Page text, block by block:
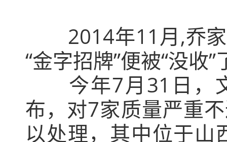
2014年11月,乔
“金字招牌”便被“没收”
今年7月31日，
布，对7家质量严重
以处理，其中位于山